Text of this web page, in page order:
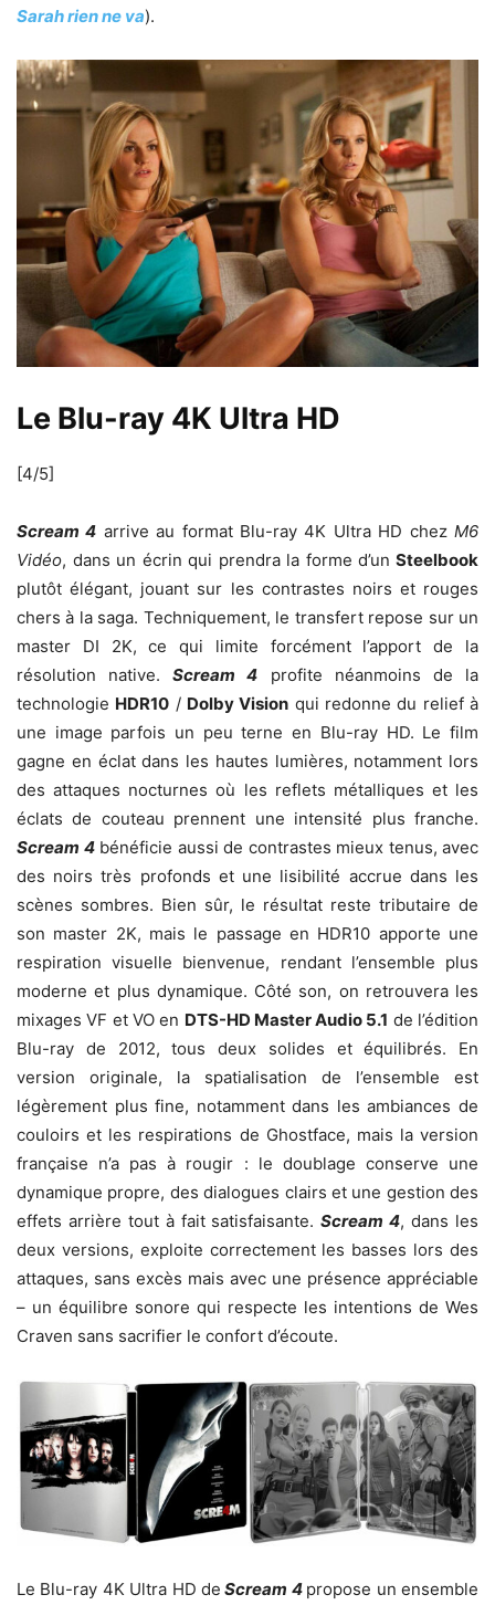
Sarah rien ne va).
Le Blu-ray 4K Ultra HD
[4/5]
Scream 4 arrive au format Blu-ray 4K Ultra HD chezM6
Vidéo, dans un écrin qui prendra la forme d’un Steelbook
plutôt élégant, jouant sur les contrastes noirs et rouges
chers à la saga. Techniquement, le transfert repose sur un
master DI 2K, ce qui limite forcément l’apport de la
résolution native.Scream 4 profite néanmoins de la
technologie HDR10 / Dolby Vision qui redonne du relief à
une image parfois un peu terne en Blu-ray HD. Le film
gagne en éclat dans les hautes lumières, notamment lors
des attaques nocturnes où les reflets métalliques et les
éclats de couteau prennent une intensité plus franche.
Scream 4bénéficie aussi de contrastes mieux tenus, avec
des noirs très profonds et une lisibilité accrue dans les
scènes sombres. Bien sûr, le résultat reste tributaire de
son master 2K, mais le passage en HDR10 apporte une
respiration visuelle bienvenue, rendant l’ensemble plus
moderne et plus dynamique. Côté son, on retrouvera les
mixages VF et VO en DTS-HD Master Audio 5.1 de l’édition
Blu-ray de 2012, tous deux solides et équilibrés. En
version originale, la spatialisation de l’ensemble est
légèrement plus fine, notamment dans les ambiances de
couloirs et les respirations de Ghostface, mais la version
française n’a pas à rougir : le doublage conserve une
dynamique propre, des dialogues clairs et une gestion des
effets arrière tout à fait satisfaisante.Scream 4, dans les
deux versions, exploite correctement les basses lors des
attaques, sans excès mais avec une présence appréciable
– un équilibre sonore qui respecte les intentions de Wes
Craven sans sacrifier le confort d’écoute.
Le Blu-ray 4K Ultra HD de Scream 4 propose un ensemble